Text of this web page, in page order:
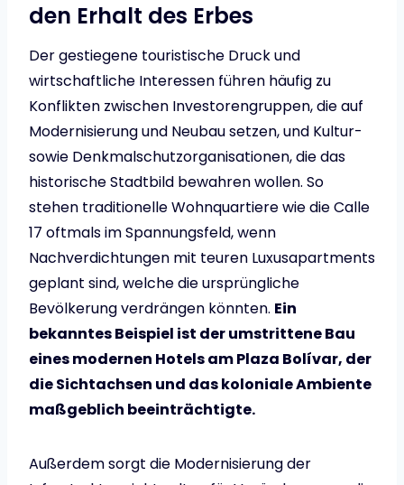
den Erhalt des Erbes
Der gestiegene touristische Druck und
wirtschaftliche Interessen führen häufig zu
Konflikten zwischen Investorengruppen, die auf
Modernisierung und Neubau setzen, und Kultur-
sowie Denkmalschutzorganisationen, die das
historische Stadtbild bewahren wollen. So
stehen traditionelle Wohnquartiere wie die Calle
17 oftmals im Spannungsfeld, wenn
Nachverdichtungen mit teuren Luxusapartments
geplant sind, welche die ursprüngliche
Bevölkerung verdrängen könnten. Ein
bekanntes Beispiel ist der umstrittene Bau
eines modernen Hotels am Plaza Bolívar, der
die Sichtachsen und das koloniale Ambiente
maßgeblich beeinträchtigte.
Außerdem sorgt die Modernisierung der